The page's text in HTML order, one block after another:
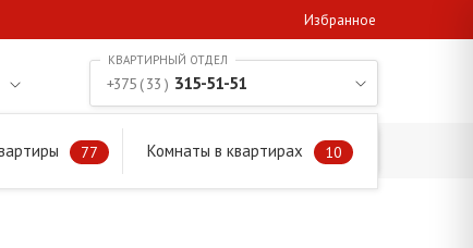
Избранное
77 Комнаты в квартирах 10
+375 ( 33 ) 315-51-51